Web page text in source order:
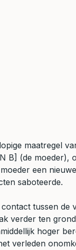
maatregel
B] (de moeder),
een
saboteerde.
tussen
verder ten
hoger
verleden